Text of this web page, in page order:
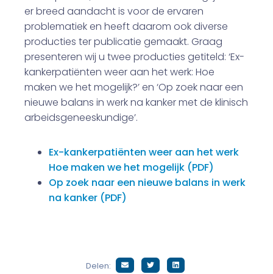
er breed aandacht is voor de ervaren
problematiek en heeft daarom ook diverse
producties ter publicatie gemaakt. Graag
presenteren wij u twee producties getiteld: ‘Ex-
kankerpatiënten weer aan het werk: Hoe
maken we het mogelijk?’ en ‘Op zoek naar een
nieuwe balans in werk na kanker met de klinisch
arbeidsgeneeskundige’.
Ex-kankerpatiënten weer aan het werk
Hoe maken we het mogelijk (PDF)
Op zoek naar een nieuwe balans in werk
na kanker (PDF)
Delen: